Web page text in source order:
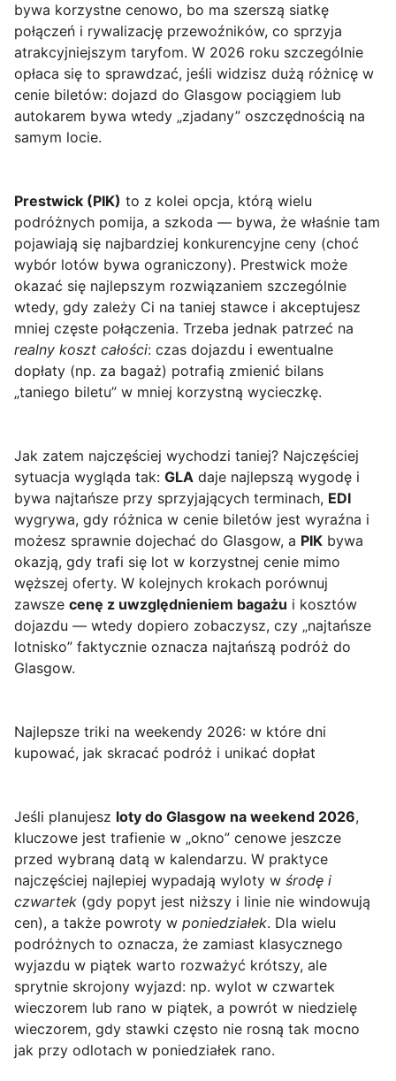
bywa korzystne cenowo, bo ma szerszą siatkę
połączeń i rywalizację przewoźników, co sprzyja
atrakcyjniejszym taryfom. W 2026 roku szczególnie
opłaca się to sprawdzać, jeśli widzisz dużą różnicę w
cenie biletów: dojazd do Glasgow pociągiem lub
autokarem bywa wtedy „zjadany” oszczędnością na
samym locie.
Prestwick (PIK) to z kolei opcja, którą wielu
podróżnych pomija, a szkoda — bywa, że właśnie tam
pojawiają się najbardziej konkurencyjne ceny (choć
wybór lotów bywa ograniczony). Prestwick może
okazać się najlepszym rozwiązaniem szczególnie
wtedy, gdy zależy Ci na taniej stawce i akceptujesz
mniej częste połączenia. Trzeba jednak patrzeć na
realny koszt całości: czas dojazdu i ewentualne
dopłaty (np. za bagaż) potrafią zmienić bilans
„taniego biletu” w mniej korzystną wycieczkę.
Jak zatem najczęściej wychodzi taniej? Najczęściej
sytuacja wygląda tak: GLA daje najlepszą wygodę i
bywa najtańsze przy sprzyjających terminach, EDI
wygrywa, gdy różnica w cenie biletów jest wyraźna i
możesz sprawnie dojechać do Glasgow, a PIK bywa
okazją, gdy trafi się lot w korzystnej cenie mimo
węższej oferty. W kolejnych krokach porównuj
zawsze cenę z uwzględnieniem bagażu i kosztów
dojazdu — wtedy dopiero zobaczysz, czy „najtańsze
lotnisko” faktycznie oznacza najtańszą podróż do
Glasgow.
Najlepsze triki na weekendy 2026: w które dni
kupować, jak skracać podróż i unikać dopłat
Jeśli planujesz loty do Glasgow na weekend 2026,
kluczowe jest trafienie w „okno” cenowe jeszcze
przed wybraną datą w kalendarzu. W praktyce
najczęściej najlepiej wypadają wyloty w środę i
czwartek (gdy popyt jest niższy i linie nie windowują
cen), a także powroty w poniedziałek. Dla wielu
podróżnych to oznacza, że zamiast klasycznego
wyjazdu w piątek warto rozważyć krótszy, ale
sprytnie skrojony wyjazd: np. wylot w czwartek
wieczorem lub rano w piątek, a powrót w niedzielę
wieczorem, gdy stawki często nie rosną tak mocno
jak przy odlotach w poniedziałek rano.